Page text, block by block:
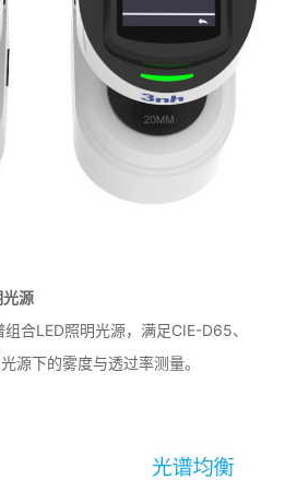
源
合LED照明光源，满足CIE-D65、
源下的雾度与透过率测量。